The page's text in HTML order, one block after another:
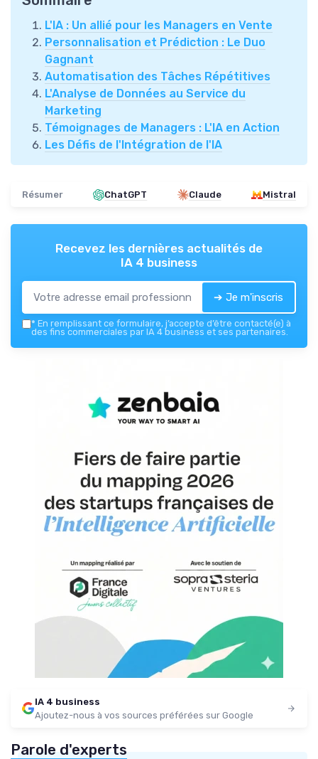
L'IA : Un allié pour les Managers en Vente
Personnalisation et Prédiction : Le Duo
Gagnant
Automatisation des Tâches Répétitives
L'Analyse de Données au Service du
Marketing
Témoignages de Managers : L'IA en Action
Les Défis de l'Intégration de l'IA
Résumer ChatGPT Claude Mistral
Recevez les dernières actualités de
IA 4 business
➔ Je m'inscris
* En remplissant ce formulaire, j’accepte d’être contacté(e) à
des fins commerciales par IA 4 business et ses partenaires.
IA 4 business
Ajoutez-nous à vos sources préférées sur Google
Parole d'experts